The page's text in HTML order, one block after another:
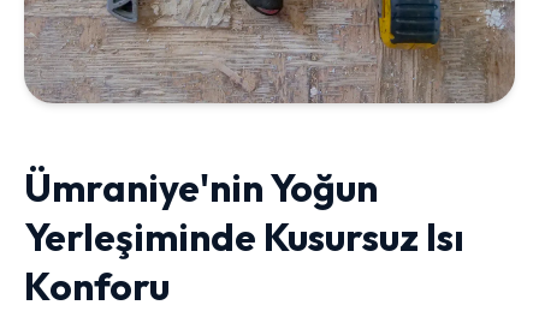
Ümraniye'nin Yoğun
Yerleşiminde Kusursuz Isı
Konforu